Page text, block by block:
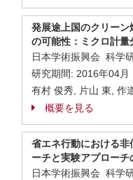
発展途上国のクリー
の可能性：ミクロ計量
日本学術振興会 科学
研究期間: 2016年04月
有村 俊秀, 片山 東, 作
概要を見る
省エネ行動における非
ーチと実験アプローチ
日本学術振興会 科学